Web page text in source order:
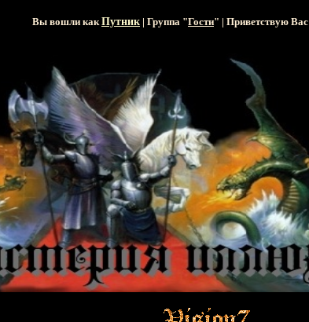
Вы вошли какПутник | Группа "Гости" | Приветствую Вас